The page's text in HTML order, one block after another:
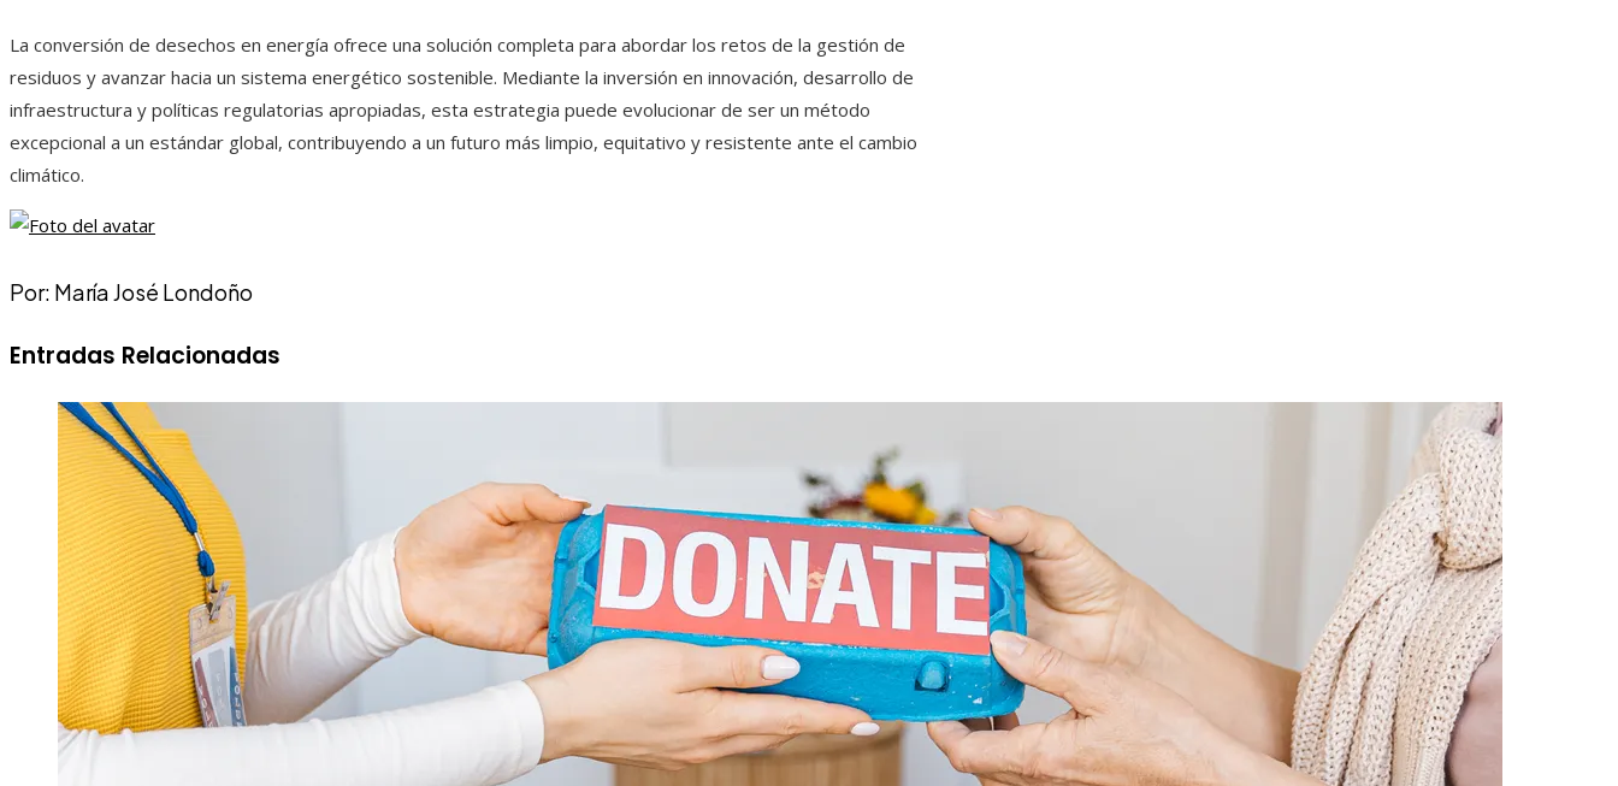
La conversión de desechos en energía ofrece una solución completa para abordar los retos de la gestión de
residuos y avanzar hacia un sistema energético sostenible. Mediante la inversión en innovación, desarrollo de
infraestructura y políticas regulatorias apropiadas, esta estrategia puede evolucionar de ser un método
excepcional a un estándar global, contribuyendo a un futuro más limpio, equitativo y resistente ante el cambio
climático.
Por: María José Londoño
Entradas Relacionadas